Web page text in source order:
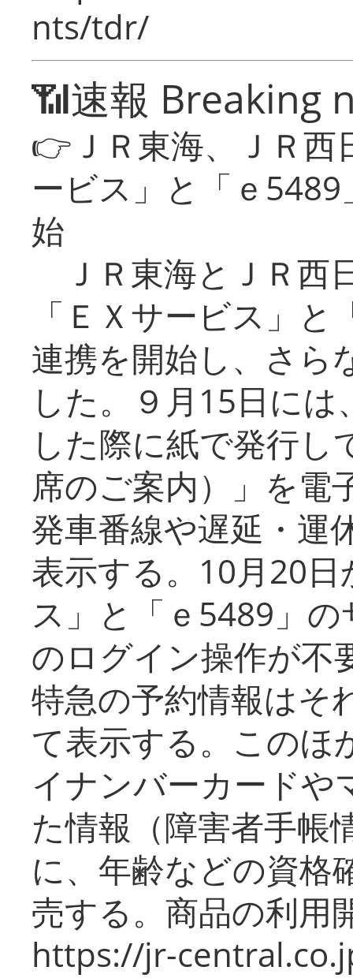
nts/tdr/
📶速報 Breaking
👉ＪＲ東海、ＪＲ
ービス」と「ｅ
始
ＪＲ東海とＪＲ西
「ＥＸサービス」
連携を開始し、さら
した。９月15日に
した際に紙で発行し
席のご案内）」を電
発車番線や遅延・運
表示する。10月20
ス」と「ｅ5489」
のログイン操作が不
特急の予約情報はそ
て表示する。このほ
イナンバーカードや
た情報（障害者手帳
に、年齢などの資格
売する。商品の利用
https://jr-